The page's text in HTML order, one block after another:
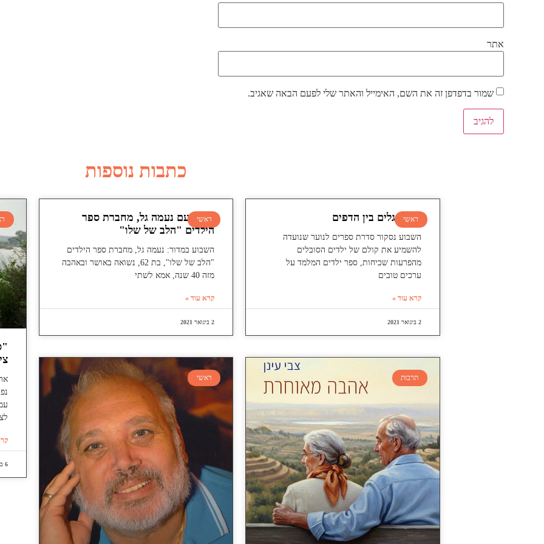
אתר
שמור בדפדפן זה את השם, האימייל והאתר שלי לפעם הבאה שאגיב.
כתבות נוספות
ראשי
עושה גלים בין הדפים
השבוע נסקור סדרת ספרים לנוער שנועדה
להשמיע את קולם של ילדים הסובלים
מהפרעות שכיחות, ספר ילדים המלמד על
ערכים טובים
קרא עוד »
2 בינואר 2021
ראשי
ראיון עם נעמה גל, מחברת ספר
הילדים "הלב של שלו"
השבוע במדור: נעמה גל, מחברת ספר הילדים
"הלב של שלו", בת 62, נשואה באושר ובאהבה
מזה 40 שנה, אמא לשתי
קרא עוד »
2 בינואר 2021
6 באוגוסט 2026
תרבות ראשי